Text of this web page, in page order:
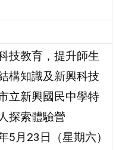
技教育，提升師生
構知識及新興科技
立新興國民中學特
探索體驗營
5月23日（星期六）